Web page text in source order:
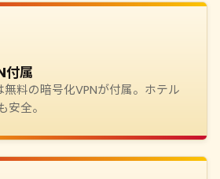
付属
料の暗号化VPNが付属。ホテル
安全。